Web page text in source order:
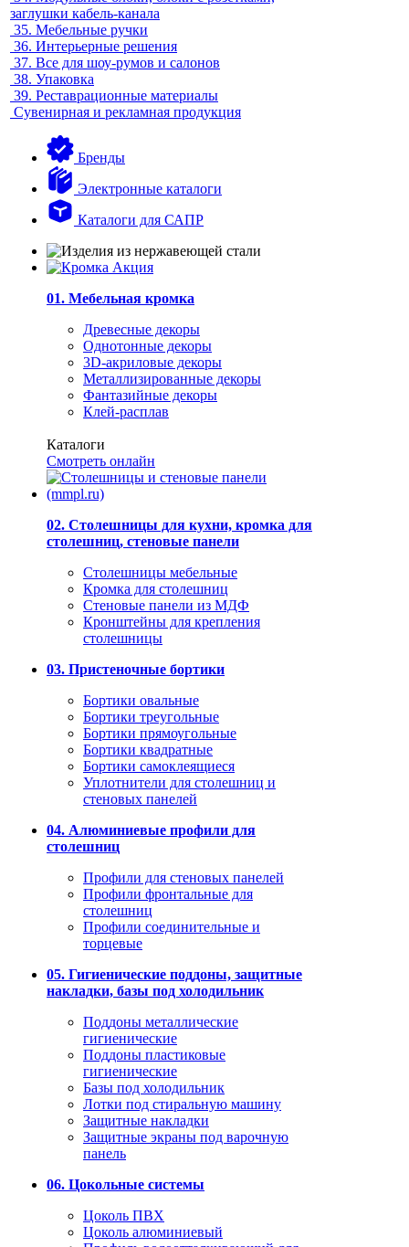
заглушки кабель-канала
35. Мебельные ручки
36. Интерьерные решения
37. Все для шоу-румов и салонов
38. Упаковка
39. Реставрационные материалы
Сувенирная и рекламная продукция
Бренды
Электронные каталоги
Каталоги для САПР
01. Мебельная кромка
Древесные декоры
Однотонные декоры
3D-акриловые декоры
Металлизированные декоры
Фантазийные декоры
Клей-расплав
Каталоги
Смотреть онлайн
02. Столешницы для кухни, кромка для
столешниц, стеновые панели
Столешницы мебельные
Кромка для столешниц
Стеновые панели из МДФ
Кронштейны для крепления
столешницы
03. Пристеночные бортики
Бортики овальные
Бортики треугольные
Бортики прямоугольные
Бортики квадратные
Бортики самоклеящиеся
Уплотнители для столешниц и
стеновых панелей
04. Алюминиевые профили для
столешниц
Профили для стеновых панелей
Профили фронтальные для
столешниц
Профили соединительные и
торцевые
05. Гигиенические поддоны, защитные
накладки, базы под холодильник
Поддоны металлические
гигиенические
Поддоны пластиковые
гигиенические
Базы под холодильник
Лотки под стиральную машину
Защитные накладки
Защитные экраны под варочную
панель
06. Цокольные системы
Цоколь ПВХ
Цоколь алюминиевый